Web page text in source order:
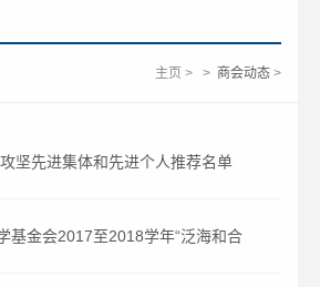
主页 > > 商会动态 >
坚先进集体和先进个人推荐名单
基金会2017至2018学年“泛海和合